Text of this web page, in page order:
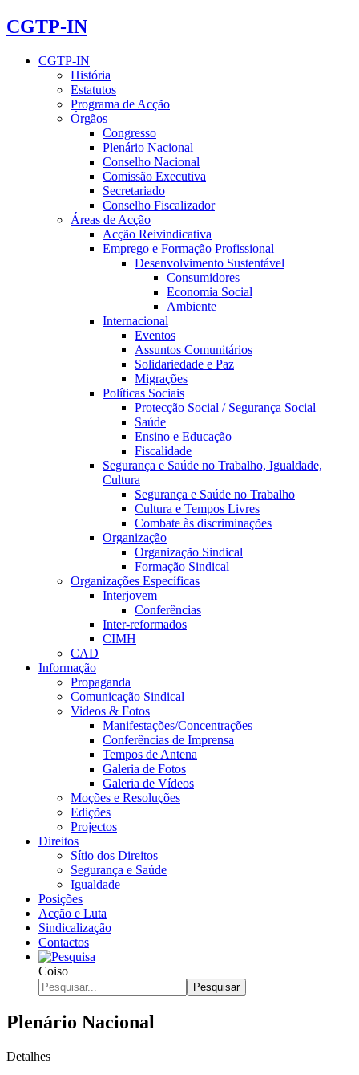
CGTP-IN
CGTP-IN
História
Estatutos
Programa de Acção
Órgãos
Congresso
Plenário Nacional
Conselho Nacional
Comissão Executiva
Secretariado
Conselho Fiscalizador
Áreas de Acção
Acção Reivindicativa
Emprego e Formação Profissional
Desenvolvimento Sustentável
Consumidores
Economia Social
Ambiente
Internacional
Eventos
Assuntos Comunitários
Solidariedade e Paz
Migrações
Políticas Sociais
Protecção Social / Segurança Social
Saúde
Ensino e Educação
Fiscalidade
Segurança e Saúde no Trabalho, Igualdade,
Cultura
Segurança e Saúde no Trabalho
Cultura e Tempos Livres
Combate às discriminações
Organização
Organização Sindical
Formação Sindical
Organizações Específicas
Interjovem
Conferências
Inter-reformados
CIMH
CAD
Informação
Propaganda
Comunicação Sindical
Videos & Fotos
Manifestações/Concentrações
Conferências de Imprensa
Tempos de Antena
Galeria de Fotos
Galeria de Vídeos
Moções e Resoluções
Edições
Projectos
Direitos
Sítio dos Direitos
Segurança e Saúde
Igualdade
Posições
Acção e Luta
Sindicalização
Contactos
Coiso
Pesquisar
Plenário Nacional
Detalhes